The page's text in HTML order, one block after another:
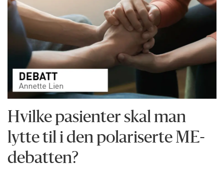
Hvilke pasienter skal man
lytte til i den polariserte ME-
debatten?